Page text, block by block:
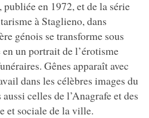
publiée en 1972, et de la série
à Staglieno, dans
génois se transforme sous
un portrait de l’érotisme
Gênes apparaît avec
dans les célèbres images du
celles de l’Anagrafe et des
et sociale de la ville.